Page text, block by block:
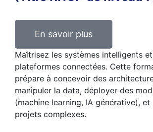
En savoir plus
Maîtrisez les systèmes intelligents
plateformes connectées. Cette
prépare à concevoir des
manipuler la data, déployer des
(machine learning, IA générative),
projets complexes.